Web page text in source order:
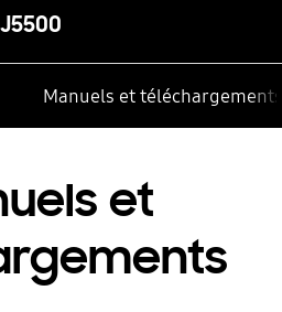
Manuels et téléchargements
et